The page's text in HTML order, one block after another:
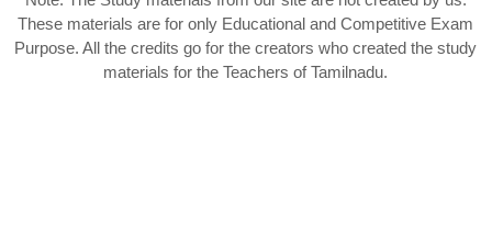
These materials are for only Educational and Competitive Exam
Purpose. All the credits go for the creators who created the study
materials for the Teachers of Tamilnadu.